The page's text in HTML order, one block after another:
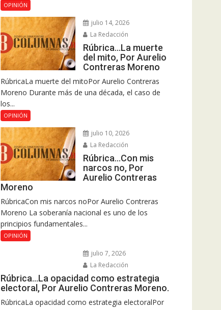
OPINIÓN
julio 14, 2026
La Redacción
Rúbrica…La muerte
del mito, Por Aurelio
Contreras Moreno
RúbricaLa muerte del mitoPor Aurelio Contreras
Moreno Durante más de una década, el caso de
los...
OPINIÓN
julio 10, 2026
La Redacción
Rúbrica…Con mis
narcos no, Por
Aurelio Contreras
Moreno
RúbricaCon mis narcos noPor Aurelio Contreras
Moreno La soberanía nacional es uno de los
principios fundamentales...
OPINIÓN
julio 7, 2026
La Redacción
Rúbrica…La opacidad como estrategia
electoral, Por Aurelio Contreras Moreno.
RúbricaLa opacidad como estrategia electoralPor